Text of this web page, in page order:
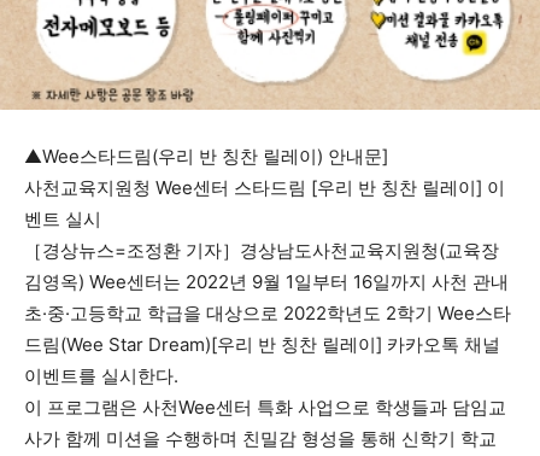
▲Wee스타드림(우리 반 칭찬 릴레이) 안내문]
사천교육지원청 Wee센터 스타드림 [우리 반 칭찬 릴레이] 이
벤트 실시
［경상뉴스=조정환 기자］경상남도사천교육지원청(교육장
김영옥) Wee센터는 2022년 9월 1일부터 16일까지 사천 관내
초·중·고등학교 학급을 대상으로 2022학년도 2학기 Wee스타
드림(Wee Star Dream)[우리 반 칭찬 릴레이] 카카오톡 채널
이벤트를 실시한다.
이 프로그램은 사천Wee센터 특화 사업으로 학생들과 담임교
사가 함께 미션을 수행하며 친밀감 형성을 통해 신학기 학교